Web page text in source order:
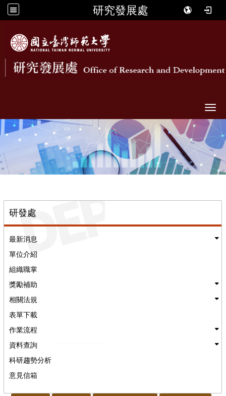
研究發展處
研發處
最新消息
單位介紹
組織職掌
獎勵補助
相關法規
表單下載
作業流程
資料查詢
科研趨勢分析
意見信箱